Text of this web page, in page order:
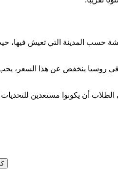
حسب المدينة التي تعيش فيها،
دراسة طب اسنان في روسيا ينخفض عن هذا
أن يكونوا مستعدين